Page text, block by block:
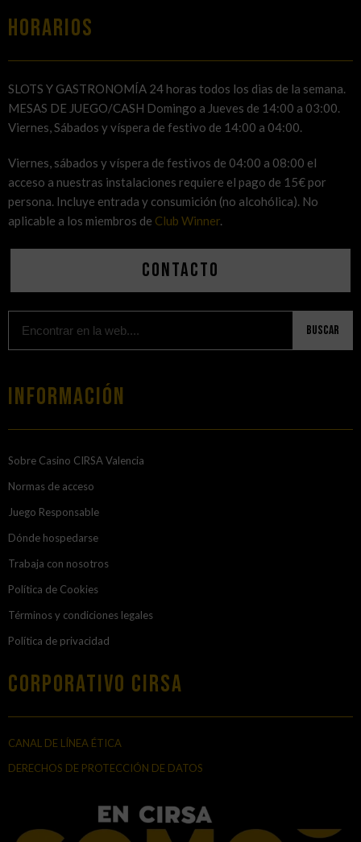
HORARIOS
SLOTS Y GASTRONOMÍA 24 horas todos los dias de la semana.
MESAS DE JUEGO/CASH Domingo a Jueves de 14:00 a 03:00.
Viernes, Sábados y víspera de festivo de 14:00 a 04:00.
Viernes, sábados y víspera de festivos de 04:00 a 08:00 el
acceso a nuestras instalaciones requiere el pago de 15€ por
persona. Incluye entrada y consumición (no alcohólica). No
aplicable a los miembros de Club Winner.
Contacto
Buscar
Información
Sobre Casino CIRSA Valencia
Normas de acceso
Juego Responsable
Dónde hospedarse
Trabaja con nosotros
Política de Cookies
Términos y condiciones legales
Política de privacidad
Corporativo Cirsa
CANAL DE LÍNEA ÉTICA
DERECHOS DE PROTECCIÓN DE DATOS